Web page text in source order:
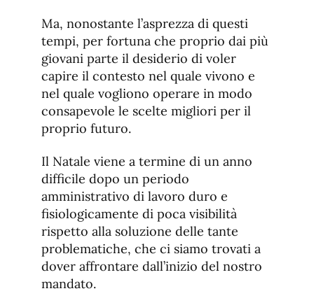
Ma, nonostante l’asprezza di questi
tempi, per fortuna che proprio dai più
giovani parte il desiderio di voler
capire il contesto nel quale vivono e
nel quale vogliono operare in modo
consapevole le scelte migliori per il
proprio futuro.
Il Natale viene a termine di un anno
difficile dopo un periodo
amministrativo di lavoro duro e
fisiologicamente di poca visibilità
rispetto alla soluzione delle tante
problematiche, che ci siamo trovati a
dover affrontare dall’inizio del nostro
mandato.